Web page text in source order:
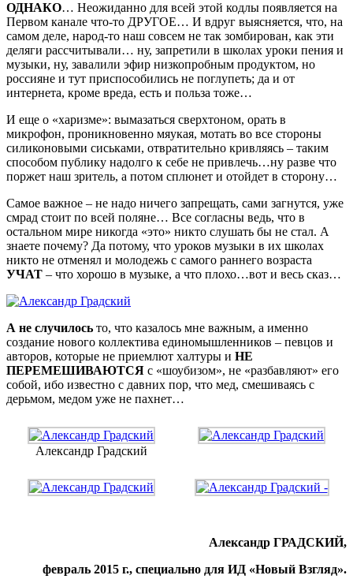
ОДНАКО… Неожиданно для всей этой кодлы появляется на
Первом канале что-то ДРУГОЕ… И вдруг выясняется, что, на
самом деле, народ-то наш совсем не так зомбирован, как эти
деляги рассчитывали… ну, запретили в школах уроки пения и
музыки, ну, завалили эфир низкопробным продуктом, но
россияне и тут приспособились не поглупеть; да и от
интернета, кроме вреда, есть и польза тоже…
И еще о «харизме»: вымазаться сверхтоном, орать в
микрофон, проникновенно мяукая, мотать во все стороны
силиконовыми сиськами, отвратительно кривляясь – таким
способом публику надолго к себе не привлечь…ну разве что
поржет наш зритель, а потом сплюнет и отойдет в сторону…
Самое важное – не надо ничего запрещать, сами загнутся, уже
смрад стоит по всей поляне… Все согласны ведь, что в
остальном мире никогда «это» никто слушать бы не стал. А
знаете почему? Да потому, что уроков музыки в их школах
никто не отменял и молодежь с самого раннего возраста
УЧАТ – что хорошо в музыке, а что плохо…вот и весь сказ…
А не случилось то, что казалось мне важным, а именно
создание нового коллектива единомышленников – певцов и
авторов, которые не приемлют халтуры и НЕ
ПЕРЕМЕШИВАЮТСЯ с «шоубизом», не «разбавляют» его
собой, ибо известно с давних пор, что мед, смешиваясь с
дерьмом, медом уже не пахнет…
Александр Градский
Александр ГРАДСКИЙ,
февраль 2015 г., специально для ИД «Новый Взгляд».